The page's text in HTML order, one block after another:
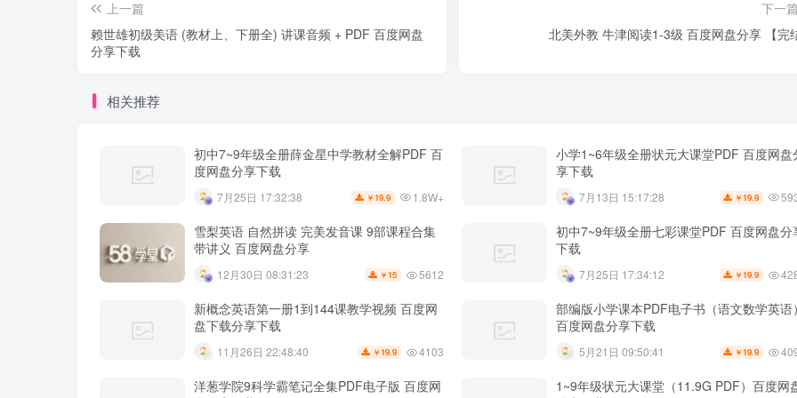
上一篇
赖世雄初级美语 (教材上、下册全) 讲课音频 + PDF 百度网盘
分享下载
下一篇
北美外教 牛津阅读1-3级 百度网盘分享 【完
相关推荐
初中7~9年级全册薛金星中学教材全解PDF 百
度网盘分享下载
7月25日 17:32:38 ￥ 19.9 1.8W+
小学1~6年级全册状元大课堂PDF 百度网盘
享下载
7月13日 15:17:28 ￥ 19.9
雪梨英语 自然拼读 完美发音课 9部课程合集
带讲义 百度网盘分享
12月30日 08:31:23 ￥ 15 5612
初中7~9年级全册七彩课堂PDF 百度网盘分
下载
7月25日 17:34:12 ￥ 19.9
新概念英语第一册1到144课教学视频 百度网
盘下载分享下载
11月26日 22:48:40 ￥ 19.9 4103
部编版小学课本PDF电子书（语文数学英语）
百度网盘分享下载
5月21日 09:50:41 ￥ 19.9
洋葱学院9科学霸笔记全集PDF电子版 百度网
1~9年级状元大课堂（11.9G PDF）百度网